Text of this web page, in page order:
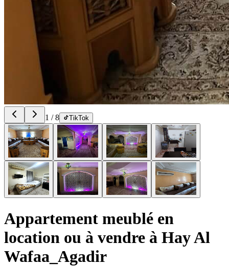
1 /8 TikTok
Appartement meublé en
location ou à vendre à Hay Al
Wafaa_Agadir